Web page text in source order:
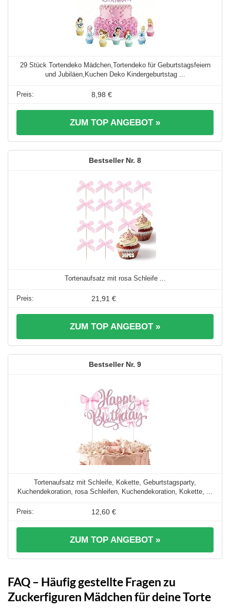
29 Stück Tortendeko Mädchen,Tortendeko für Geburtstagsfeiern
und Jubiläen,Kuchen Deko Kindergeburtstag ...
8,98 €
ZUM TOP ANGEBOT »
8
Tortenaufsatz mit rosa Schleife ...
21,91 €
ZUM TOP ANGEBOT »
9
Tortenaufsatz mit Schleife, Kokette, Geburtstagsparty,
Kuchendekoration, rosa Schleifen, Kuchendekoration, Kokette, ...
12,60 €
ZUM TOP ANGEBOT »
FAQ – Häufig gestellte Fragen zu
Zuckerfiguren Mädchen für deine Torte